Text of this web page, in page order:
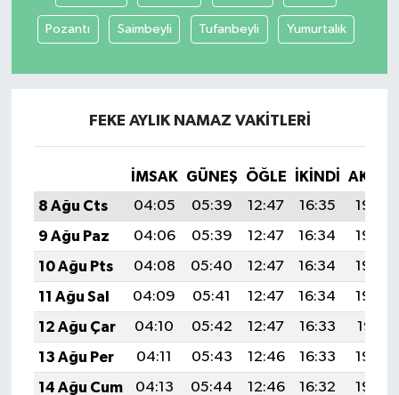
Pozantı Saimbeyli Tufanbeyli Yumurtalık
FEKE AYLIK NAMAZ VAKITLERI
İMSAK GÜNEŞ ÖĞLE İKINDI
8 Ağu Cts
04:05 05:39 12:47 16:35
19:46
9 Ağu Paz
04:06 05:39 12:47 16:34
19:45
10 Ağu Pts
04:08 05:40 12:47 16:34
19:43
11 Ağu Sal
04:09 05:41 12:47 16:34
19:42
12 Ağu Çar
04:10 05:42 12:47 16:33
19:41
13 Ağu Per
04:11 05:43 12:46 16:33
19:40
14 Ağu Cum
04:13 05:44 12:46 16:32
19:39